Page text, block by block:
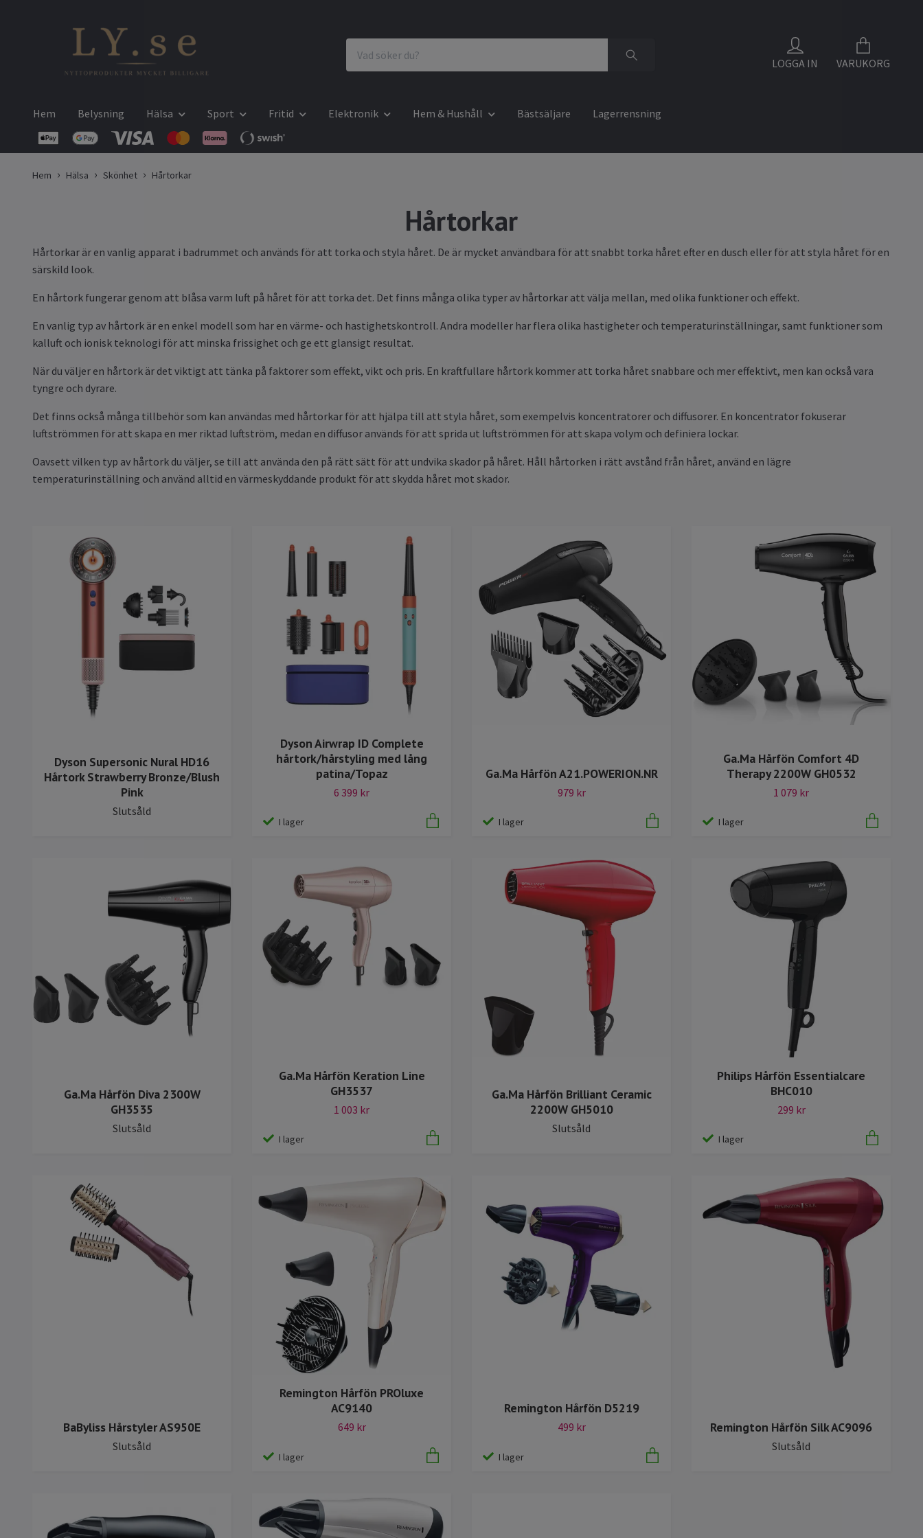
LOGGA IN VARUKORG
Hem Belysning Hälsa Sport Fritid Elektronik Hem & Hushåll Bästsäljare Lagerrensning
Hem Hälsa Skönhet Hårtorkar
Hårtorkar
Hårtorkar är en vanlig apparat i badrummet och används för att torka och styla håret. De är mycket användbara för att snabbt torka håret efter en dusch eller för att styla håret för en
särskild look.
En hårtork fungerar genom att blåsa varm luft på håret för att torka det. Det finns många olika typer av hårtorkar att välja mellan, med olika funktioner och effekt.
En vanlig typ av hårtork är en enkel modell som har en värme- och hastighetskontroll. Andra modeller har flera olika hastigheter och temperaturinställningar, samt funktioner som
kalluft och ionisk teknologi för att minska frissighet och ge ett glansigt resultat.
När du väljer en hårtork är det viktigt att tänka på faktorer som effekt, vikt och pris. En kraftfullare hårtork kommer att torka håret snabbare och mer effektivt, men kan också vara
tyngre och dyrare.
Det finns också många tillbehör som kan användas med hårtorkar för att hjälpa till att styla håret, som exempelvis koncentratorer och diffusorer. En koncentrator fokuserar
luftströmmen för att skapa en mer riktad luftström, medan en diffusor används för att sprida ut luftströmmen för att skapa volym och definiera lockar.
Oavsett vilken typ av hårtork du väljer, se till att använda den på rätt sätt för att undvika skador på håret. Håll hårtorken i rätt avstånd från håret, använd en lägre
temperaturinställning och använd alltid en värmeskyddande produkt för att skydda håret mot skador.
Dyson Supersonic Nural HD16
Hårtork Strawberry Bronze/Blush
Pink
Slutsåld
Dyson Airwrap ID Complete
hårtork/hårstyling med lång
patina/Topaz
6 399 kr
I lager
Ga.Ma Hårfön A21.POWERION.NR
979 kr
I lager
Ga.Ma Hårfön Comfort 4D
Therapy 2200W GH0532
1 079 kr
I lager
Ga.Ma Hårfön Diva 2300W
GH3535
Slutsåld
Ga.Ma Hårfön Keration Line
GH3537
1 003 kr
I lager
Ga.Ma Hårfön Brilliant Ceramic
2200W GH5010
Slutsåld
Philips Hårfön Essentialcare
BHC010
299 kr
I lager
BaByliss Hårstyler AS950E
Slutsåld
Remington Hårfön PROluxe
AC9140
649 kr
I lager
Remington Hårfön D5219
499 kr
I lager
Remington Hårfön Silk AC9096
Slutsåld